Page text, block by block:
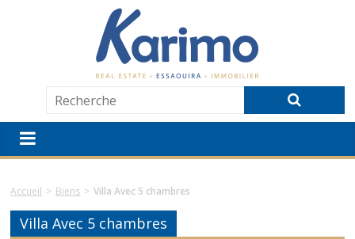
Accueil > Biens > Villa Avec 5 chambres
Villa Avec 5 chambres